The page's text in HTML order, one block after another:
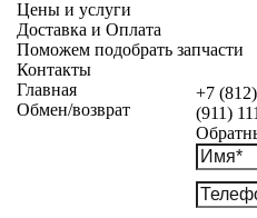
+7
(911)
Цены и услуги
Доставка и Оплата
Поможем подобрать запчасти
Контакты
Главная
Обмен/возврат